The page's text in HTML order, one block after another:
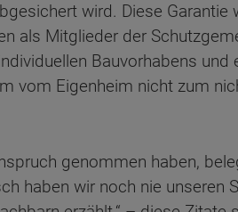
wird. Diese
als Mitglieder der
Bauvorhabens und
vom Eigenheim nicht zum
genommen haben,
haben wir noch nie unseren